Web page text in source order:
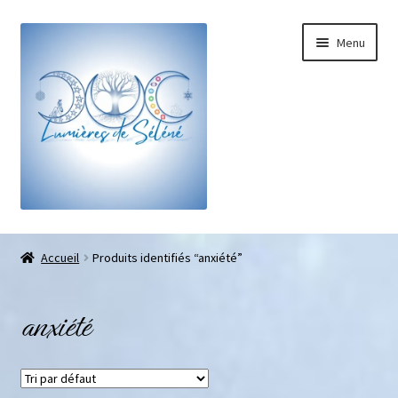
Menu
Boutique
Galets pouce anti-stress
Pendentifs sifflet et fioles
Accueil Produits identifiés “anxiété”
anxiété